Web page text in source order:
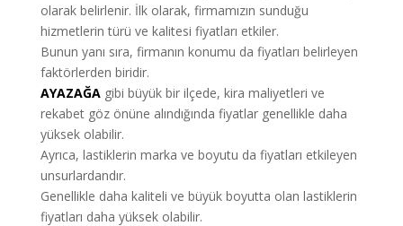
olarak belirlenir. İlk olarak, firmamızın sunduğu
hizmetlerin türü ve kalitesi fiyatları etkiler.
Bunun yanı sıra, firmanın konumu da fiyatları belirleyen
faktörlerden biridir.
AYAZAĞAgibi büyük bir ilçede, kira maliyetleri ve
rekabet göz önüne alındığında fiyatlar genellikle daha
yüksek olabilir.
Ayrıca, lastiklerin marka ve boyutu da fiyatları etkileyen
unsurlardandır.
Genellikle daha kaliteli ve büyük boyutta olan lastiklerin
fiyatları daha yüksek olabilir.